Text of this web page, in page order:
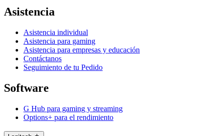
Asistencia
Asistencia individual
Asistencia para gaming
Asistencia para empresas y educación
Contáctanos
Seguimiento de tu Pedido
Software
G Hub para gaming y streaming
Options+ para el rendimiento